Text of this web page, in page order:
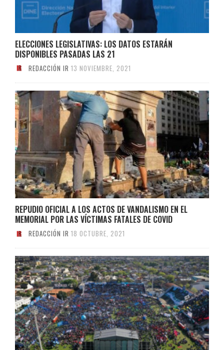
ELECCIONES LEGISLATIVAS: LOS DATOS ESTARÁN
DISPONIBLES PASADAS LAS 21
REDACCIÓN IR 13 NOVIEMBRE, 2021
REPUDIO OFICIAL A LOS ACTOS DE VANDALISMO EN EL
MEMORIAL POR LAS VÍCTIMAS FATALES DE COVID
REDACCIÓN IR 18 OCTUBRE, 2021